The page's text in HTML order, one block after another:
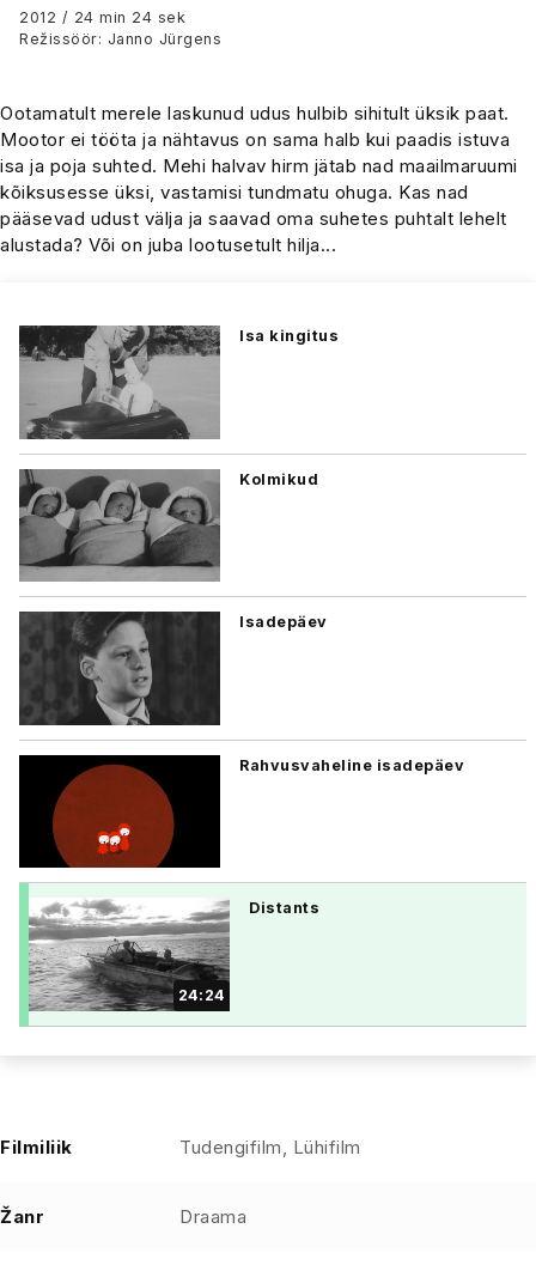
2012 / 24 min 24 sek
Režissöör: Janno Jürgens
Ootamatult merele laskunud udus hulbib sihitult üksik paat.
Mootor ei tööta ja nähtavus on sama halb kui paadis istuva
isa ja poja suhted. Mehi halvav hirm jätab nad maailmaruumi
kõiksusesse üksi, vastamisi tundmatu ohuga. Kas nad
pääsevad udust välja ja saavad oma suhetes puhtalt lehelt
alustada? Või on juba lootusetult hilja...
Isa kingitus
Kolmikud
Isadepäev
Rahvusvaheline isadepäev
24:24
Distants
Filmiliik Tudengifilm, Lühifilm
Žanr Draama